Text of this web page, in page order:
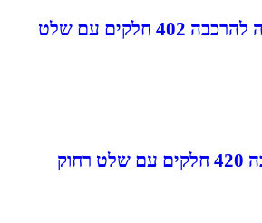
מכונית מירוץ שחורה להרכבה 402 חלקים עם שלט
מכונית לבנה להרכבה 420 חלקים עם שלט רחוק